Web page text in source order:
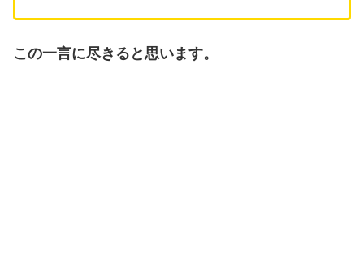
この一言に尽きると思います。